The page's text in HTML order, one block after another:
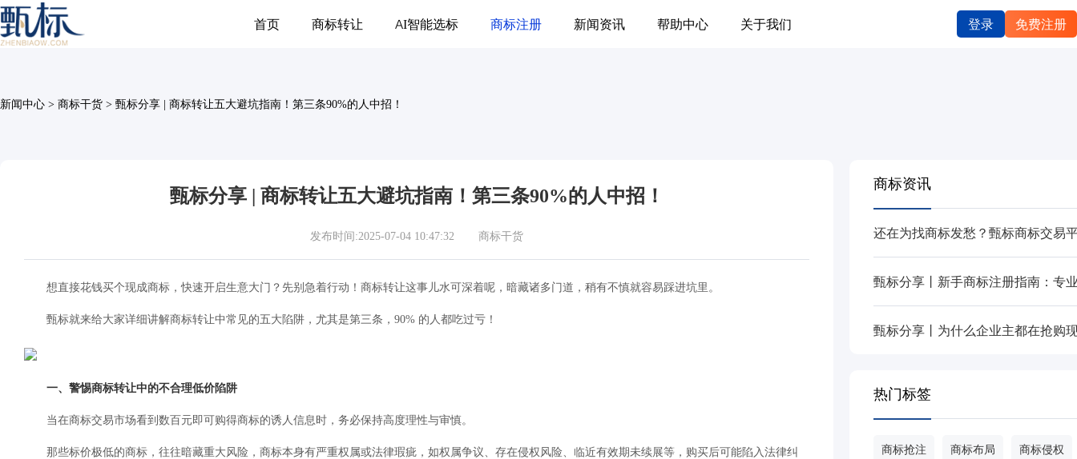
首页 商标转让 AI智能选标 商标注册 新闻资讯 帮助中心 关于我们 登录 免费注册
新闻中心 > 商标干货 > 甄标分享 | 商标转让五大避坑指南！第三条90%的人中招！
甄标分享 | 商标转让五大避坑指南！第三条90%的人中招！
发布时间:2025-07-04 10:47:32 商标干货
想直接花钱买个现成商标，快速开启生意大门？先别急着行动！商标转让这事儿水可深着呢，暗藏诸多门道，稍有不慎就容易踩进坑里。
甄标就来给大家详细讲解商标转让中常见的五大陷阱，尤其是第三条，90% 的人都吃过亏！
一、警惕商标转让中的不合理低价陷阱
当在商标交易市场看到数百元即可购得商标的诱人信息时，务必保持高度理性与审慎。
那些标价极低的商标，往往暗藏重大风险，商标本身有严重权属或法律瑕疵，如权属争议、存在侵权风险、临近有效期未续展等，购买后可能陷入法律纠
商标资讯
热门标签
商标抢注 商标布局 商标侵权